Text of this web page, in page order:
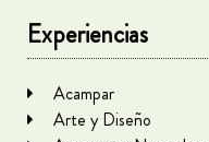
Experiencias
Acampar
Arte y Diseño